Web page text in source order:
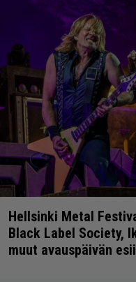
Hellsinki Metal
Black Label Society,
muut avauspäivän